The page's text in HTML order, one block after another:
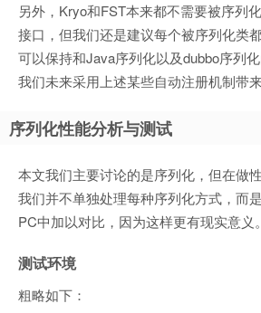
另外，Kryo和FST本来都不需要被序列
接口，但我们还是建议每个被序列化类
可以保持和Java序列化以及dubbo序列
我们未来采用上述某些自动注册机制带来
序列化性能分析与测试
本文我们主要讨论的是序列化，但在做
我们并不单独处理每种序列化方式，而
PC中加以对比，因为这样更有现实意义。
测试环境
粗略如下：